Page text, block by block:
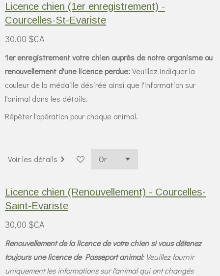
Licence chien (1er enregistrement) -
Courcelles-St-Evariste
30,00 $CA
1er enregistrement votre chien auprès de notre organisme ou
renouvellement d'une licence perdue:Veuillez indiquer la
couleur de la médaille désirée ainsi que l'information sur
l'animal dans les détails.
Répéter l'opération pour chaque animal.
Voir les détails
Licence chien (Renouvellement) - Courcelles-
Saint-Evariste
30,00 $CA
Renouvellement de la licence de votre chien si vous détenez
toujours une licence de Passeport animal:Veuillez fournir
uniquement les informations sur l'animal qui ont changés